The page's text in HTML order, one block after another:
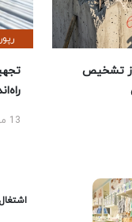
تشخیص
13 مرداد 1405